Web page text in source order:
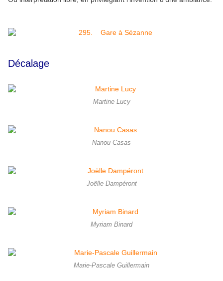
Décalage
Martine Lucy
Nanou Casas
Joëlle Dampéront
Myriam Binard
Marie-Pascale Guillermain